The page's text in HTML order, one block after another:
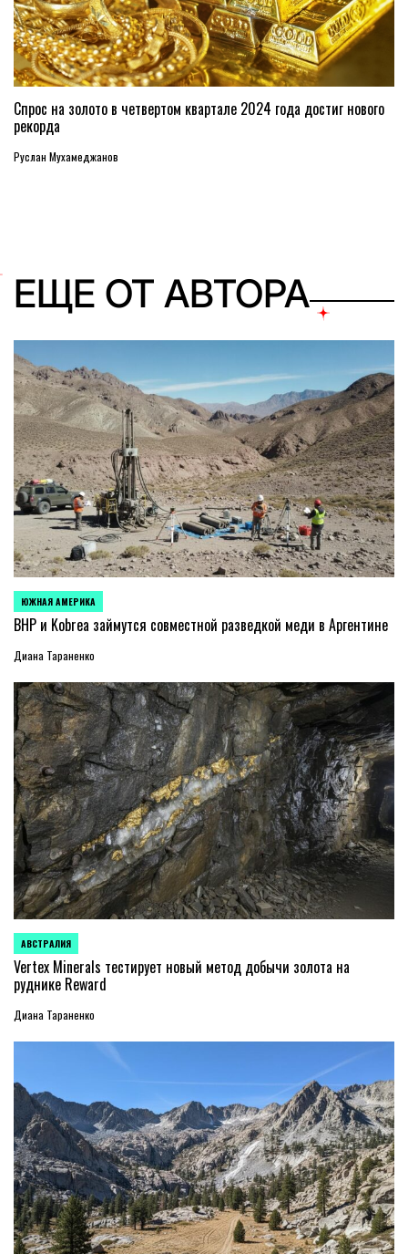
Спрос на золото в четвертом квартале 2024 года достиг нового
рекорда
Руслан Мухамеджанов
ЕЩЕ ОТ АВТОРА
ОПУБЛИКОВАНО
В
ЮЖНАЯ АМЕРИКА
BHP и Kobrea займутся совместной разведкой меди в Аргентине
Диана Тараненко
ОПУБЛИКОВАНО
В
АВСТРАЛИЯ
Vertex Minerals тестирует новый метод добычи золота на
руднике Reward
Диана Тараненко